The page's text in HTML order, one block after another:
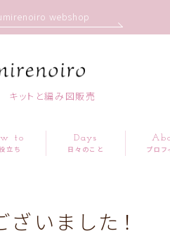
webshop
ットと編み図販売
to
立ち
Days
日々のこと プロフ
いました！